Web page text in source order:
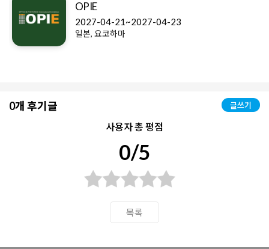
OPIE
2027-04-21~2027-04-23
일본, 요코하마
0개 후기글 글쓰기
사용자 총 평점
0/5
목록